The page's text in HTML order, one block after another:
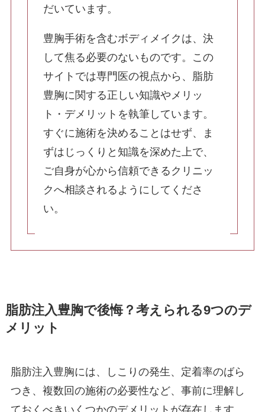
シリコンバッグ豊胸・ハイブリッド豊胸・抜
去
最新シリコンバック豊胸 プリザベ
その他（乳輪縮小・乳頭縮小）
- 当院について
- お問い合わせ
- 料金表
- 美容コラム
だいています。
豊胸手術を含むボディメイクは、決
して焦る必要のないものです。この
サイトでは専門医の視点から、脂肪
豊胸に関する正しい知識やメリッ
ト・デメリットを執筆しています。
すぐに施術を決めることはせず、ま
ずはじっくりと知識を深めた上で、
ご自身が心から信頼できるクリニッ
クへ相談されるようにしてくださ
い。
脂肪注入豊胸で後悔？考えられる9つのデ
メリット
脂肪注入豊胸には、しこりの発生、定着率のばら
つき、複数回の施術の必要性など、事前に理解し
ておくべきいくつかのデメリットが存在します。